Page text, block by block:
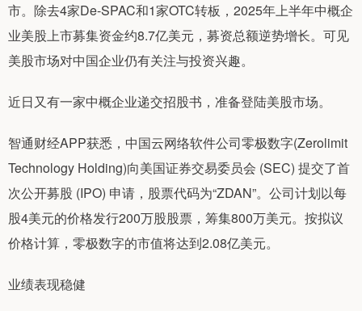
市。除去4家De-SPAC和1家OTC转板，2025年上半年中概企
业美股上市募集资金约8.7亿美元，募资总额逆势增长。可见
美股市场对中国企业仍有关注与投资兴趣。
近日又有一家中概企业递交招股书，准备登陆美股市场。
智通财经APP获悉，中国云网络软件公司零极数字(Zerolimit
Technology Holding)向美国证券交易委员会 (SEC) 提交了首
次公开募股 (IPO) 申请，股票代码为“ZDAN”。公司计划以每
股4美元的价格发行200万股股票，筹集800万美元。按拟议
价格计算，零极数字的市值将达到2.08亿美元。
业绩表现稳健